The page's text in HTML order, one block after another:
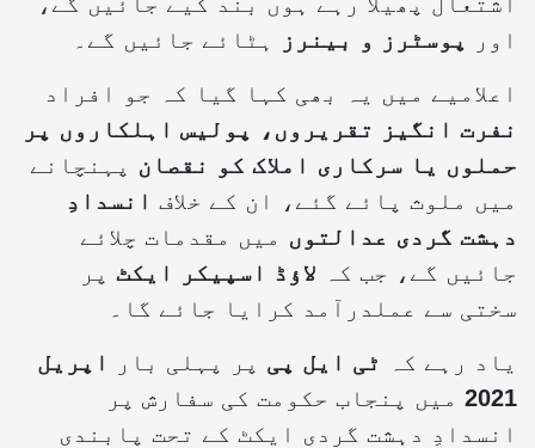
اور
پوسٹرز و بینرز ہٹائے جائیں گے۔
اعلامیے میں یہ بھی کہا گیا کہ جو افراد
نفرت انگیز تقریروں، پولیس اہلکاروں پر
حملوں یا سرکاری املاک کو نقصان پہنچانے
میں ملوث پائے گئے، ان کے خلاف انسدادِ
دہشت گردی عدالتوں میں مقدمات چلائے
جائیں گے، جب کہ لاؤڈ اسپیکر ایکٹ پر
سختی سے عملدرآمد کرایا جائے گا۔
یاد رہے کہ ٹی ایل پی پر پہلی بار
اپریل
2021 میں پنجاب حکومت کی سفارش پر
انسدادِ دہشت گردی ایکٹ کے تحت پابندی